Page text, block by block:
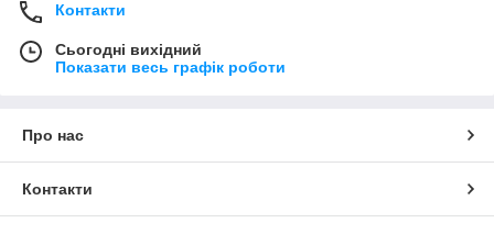
Контакти
Сьогодні вихідний
Показати весь графік роботи
Про нас
Контакти